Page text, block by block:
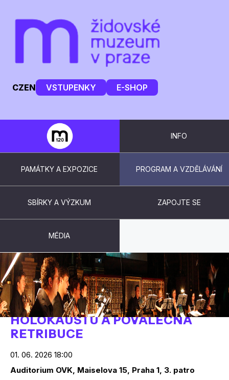
CZEN VSTUPENKY E-SHOP
INFO
PAMÁTKY A EXPOZICE PROGRAM A VZDĚLÁVÁNÍ
SBÍRKY A VÝZKUM ZAPOJTE SE
MÉDIA
JAN LÁNÍČEK – PŘEŽIVŠÍ
HOLOKAUSTU A POVÁLEČNÁ
RETRIBUCE
01. 06. 2026 18:00
Auditorium OVK, Maiselova 15, Praha 1, 3. patro